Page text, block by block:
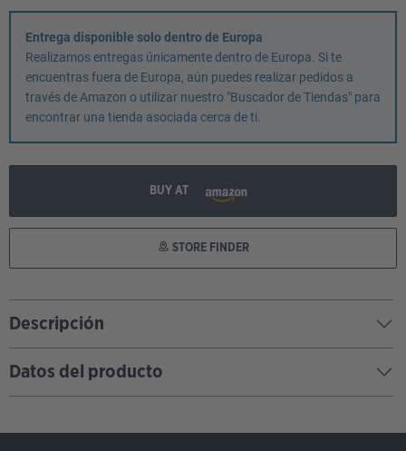
Entrega disponible solo dentro de Europa
Realizamos entregas únicamente dentro de Europa. Si te
encuentras fuera de Europa, aún puedes realizar pedidos a
través de Amazon o utilizar nuestro "Buscador de Tiendas" para
encontrar una tienda asociada cerca de ti.
BUY AT
STORE FINDER
Descripción
Datos del producto